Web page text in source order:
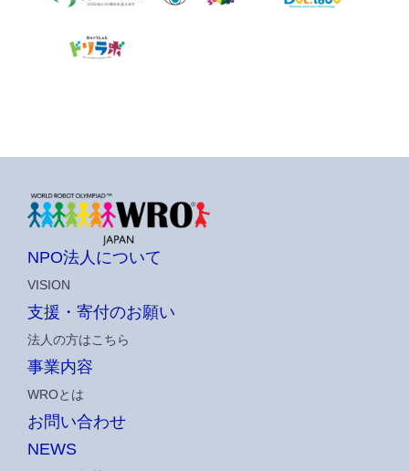
NPO法人について
VISION
支援・寄付のお願い
法人の方はこちら
事業内容
WROとは
お問い合わせ
NEWS